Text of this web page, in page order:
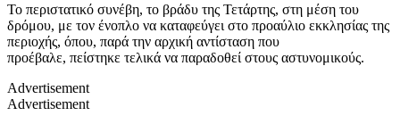
Το περιστατικό συνέβη, το βράδυ της Τετάρτης, στη μέση του
δρόμου, με τον ένοπλο να καταφεύγει στο προαύλιο εκκλησίας της
περιοχής, όπου, παρά την αρχική αντίσταση που
προέβαλε, πείστηκε τελικά να παραδοθεί στους αστυνομικούς.
Advertisement
Advertisement